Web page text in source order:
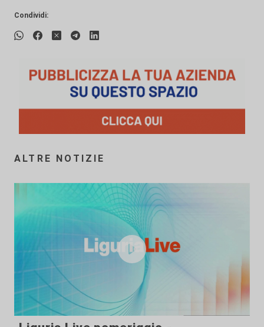
Condividi:
ALTRE NOTIZIE